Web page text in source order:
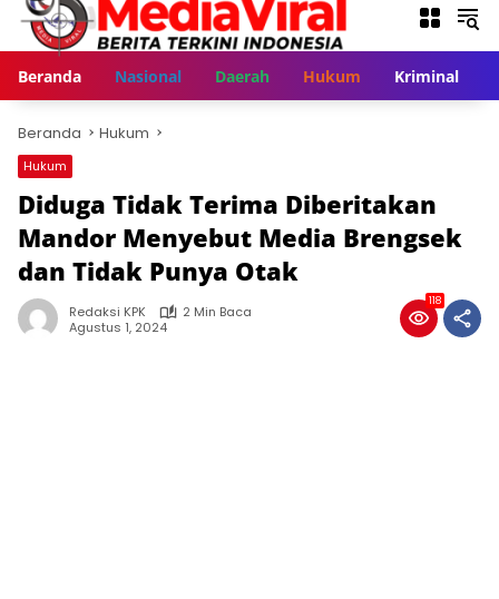
Beranda Nasional Daerah Hukum Kriminal
Beranda Hukum
Hukum
Diduga Tidak Terima Diberitakan
Mandor Menyebut Media Brengsek
dan Tidak Punya Otak
Redaksi KPK
2 Min Baca
Agustus 1, 2024
118